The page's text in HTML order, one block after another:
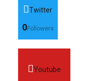
Twitter
0Followers
Youtube